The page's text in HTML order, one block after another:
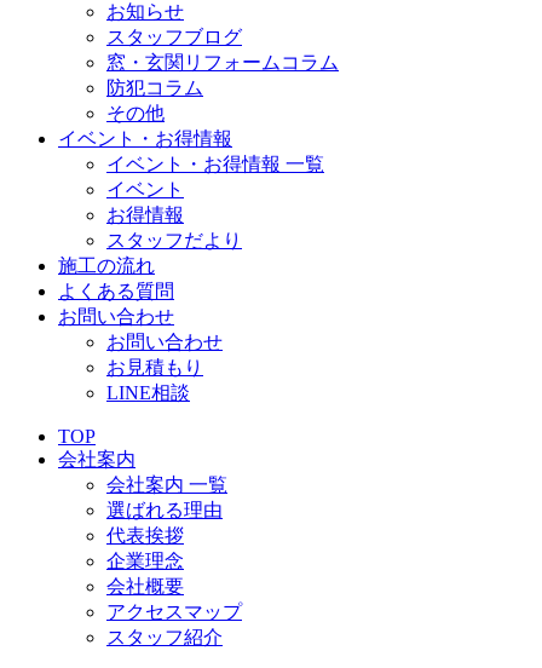
お知らせ
スタッフブログ
窓・玄関リフォームコラム
防犯コラム
その他
イベント・お得情報
イベント・お得情報 一覧
イベント
お得情報
スタッフだより
施工の流れ
よくある質問
お問い合わせ
お問い合わせ
お見積もり
LINE相談
TOP
会社案内
会社案内 一覧
選ばれる理由
代表挨拶
企業理念
会社概要
アクセスマップ
スタッフ紹介